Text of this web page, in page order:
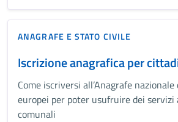
ANAGRAFE E STATO CIVILE
Iscrizione anagrafica per
Come iscriversi all’Anagrafe
europei per poter usufruire dei servizi
comunali